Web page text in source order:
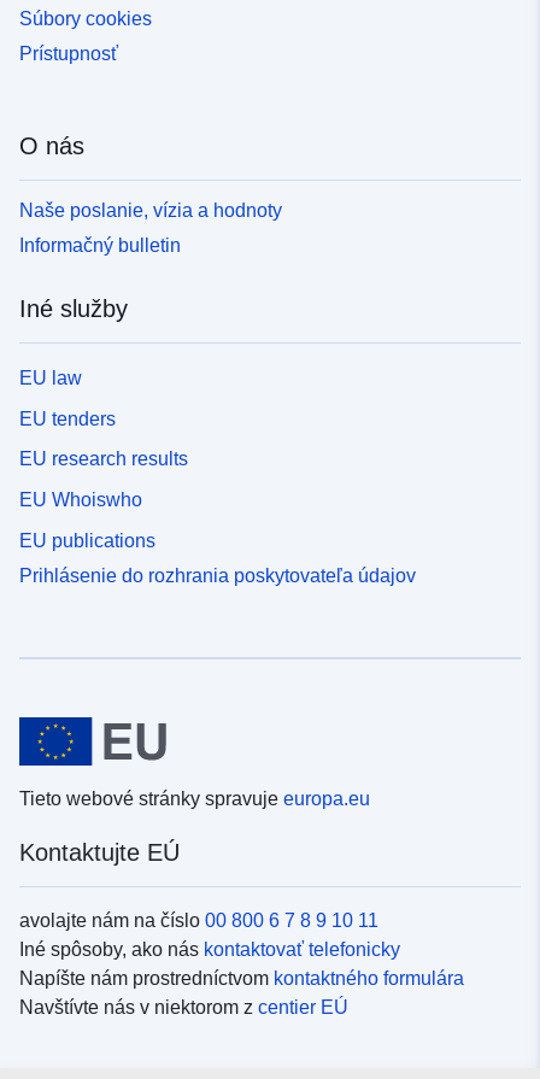
Súbory cookies
Prístupnosť
O nás
Naše poslanie, vízia a hodnoty
Informačný bulletin
Iné služby
EU law
EU tenders
EU research results
EU Whoiswho
EU publications
Prihlásenie do rozhrania poskytovateľa údajov
Tieto webové stránky spravuje europa.eu
Kontaktujte EÚ
avolajte nám na číslo 00 800 6 7 8 9 10 11
Iné spôsoby, ako nás kontaktovať telefonicky
Napíšte nám prostredníctvom kontaktného formulára
Navštívte nás v niektorom z centier EÚ